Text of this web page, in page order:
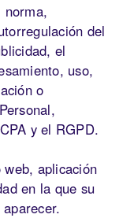
norma,
del
el
uso,
o
y el RGPD.
aplicación
en la que su